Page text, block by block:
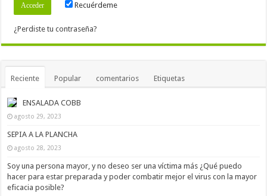
Recuérdeme
¿Perdiste tu contraseña?
Reciente Popular comentarios Etiquetas
ENSALADA COBB
agosto 29, 2023
SEPIA A LA PLANCHA
agosto 28, 2023
Soy una persona mayor, y no deseo ser una víctima más ¿Qué puedo
hacer para estar preparada y poder combatir mejor el virus con la mayor
eficacia posible?